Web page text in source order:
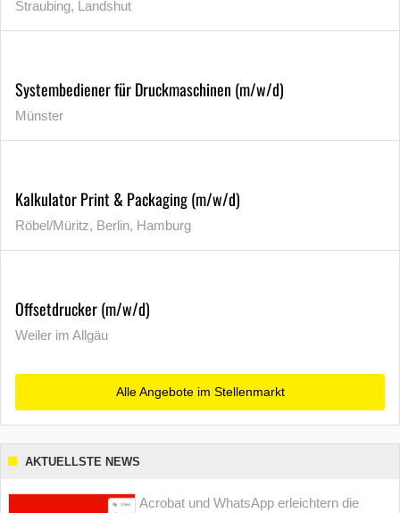
Straubing, Landshut
Systembediener für Druckmaschinen (m/w/d)
Münster
Kalkulator Print & Packaging (m/w/d)
Röbel/Müritz, Berlin, Hamburg
Offsetdrucker (m/w/d)
Weiler im Allgäu
Alle Angebote im Stellenmarkt
AKTUELLSTE NEWS
Acrobat und WhatsApp erleichtern die